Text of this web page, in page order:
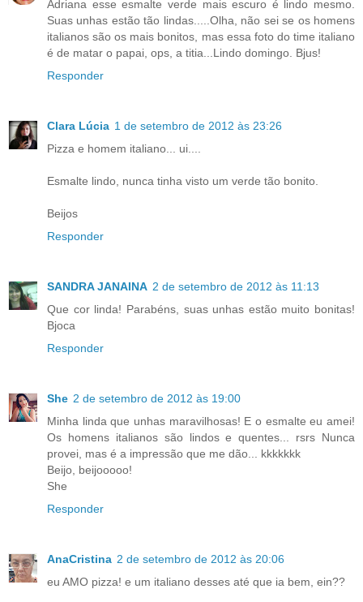
Adriana esse esmalte verde mais escuro é lindo mesmo.
Suas unhas estão tão lindas.....Olha, não sei se os homens
italianos são os mais bonitos, mas essa foto do time italiano
é de matar o papai, ops, a titia...Lindo domingo. Bjus!
Responder
Clara Lúcia 1 de setembro de 2012 às 23:26
Pizza e homem italiano... ui....
Esmalte lindo, nunca tinha visto um verde tão bonito.
Beijos
Responder
SANDRA JANAINA 2 de setembro de 2012 às 11:13
Que cor linda! Parabéns, suas unhas estão muito bonitas!
Bjoca
Responder
She 2 de setembro de 2012 às 19:00
Minha linda que unhas maravilhosas! E o esmalte eu amei!
Os homens italianos são lindos e quentes... rsrs Nunca
provei, mas é a impressão que me dão... kkkkkkk
Beijo, beijooooo!
She
Responder
AnaCristina 2 de setembro de 2012 às 20:06
eu AMO pizza! e um italiano desses até que ia bem, ein??